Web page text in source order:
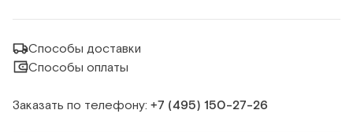
Способы доставки
Способы оплаты
Заказать по телефону: +7 (495) 150‑27‑26